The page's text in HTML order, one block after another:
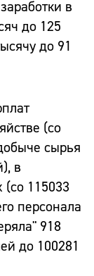
в
до 125
до 91
(со
сырья
в
(со 115033
персонала
918
до 100281